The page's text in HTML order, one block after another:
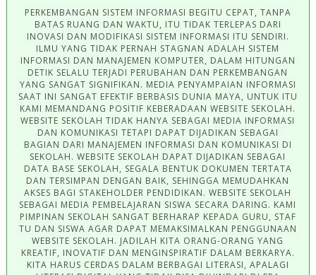
PERKEMBANGAN SISTEM INFORMASI BEGITU CEPAT, TANPA
BATAS RUANG DAN WAKTU, ITU TIDAK TERLEPAS DARI
INOVASI DAN MODIFIKASI SISTEM INFORMASI ITU SENDIRI.
ILMU YANG TIDAK PERNAH STAGNAN ADALAH SISTEM
INFORMASI DAN MANAJEMEN KOMPUTER, DALAM HITUNGAN
DETIK SELALU TERJADI PERUBAHAN DAN PERKEMBANGAN
YANG SANGAT SIGNIFIKAN. MEDIA PENYAMPAIAN INFORMASI
SAAT INI SANGAT EFEKTIF BERBASIS DUNIA MAYA, UNTUK ITU
KAMI MEMANDANG POSITIF KEBERADAAN WEBSITE SEKOLAH.
WEBSITE SEKOLAH TIDAK HANYA SEBAGAI MEDIA INFORMASI
DAN KOMUNIKASI TETAPI DAPAT DIJADIKAN SEBAGAI
BAGIAN DARI MANAJEMEN INFORMASI DAN KOMUNIKASI DI
SEKOLAH. WEBSITE SEKOLAH DAPAT DIJADIKAN SEBAGAI
DATA BASE SEKOLAH, SEGALA BENTUK DOKUMEN TERTATA
DAN TERSIMPAN DENGAN BAIK, SEHINGGA MEMUDAHKAN
AKSES BAGI STAKEHOLDER PENDIDIKAN. WEBSITE SEKOLAH
SEBAGAI MEDIA PEMBELAJARAN SISWA SECARA DARING. KAMI
PIMPINAN SEKOLAH SANGAT BERHARAP KEPADA GURU, STAF
TU DAN SISWA AGAR DAPAT MEMAKSIMALKAN PENGGUNAAN
WEBSITE SEKOLAH. JADILAH KITA ORANG-ORANG YANG
KREATIF, INOVATIF DAN MENGINSPIRATIF DALAM BERKARYA.
KITA HARUS CERDAS DALAM BERBAGAI LITERASI, APALAGI